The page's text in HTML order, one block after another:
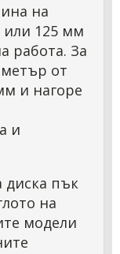
на
или 125 мм
работа. За
от
и нагоре
и
диска пък
на
модели